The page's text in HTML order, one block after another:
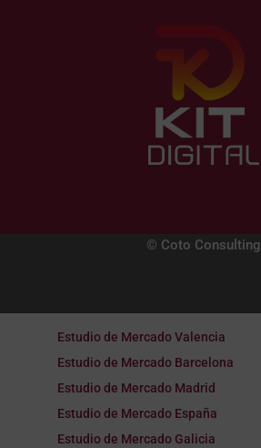
© Coto Consulting
Estudio de Mercado Valencia
Estudio de Mercado Barcelona
Estudio de Mercado Madrid
Estudio de Mercado España
Estudio de Mercado Galicia